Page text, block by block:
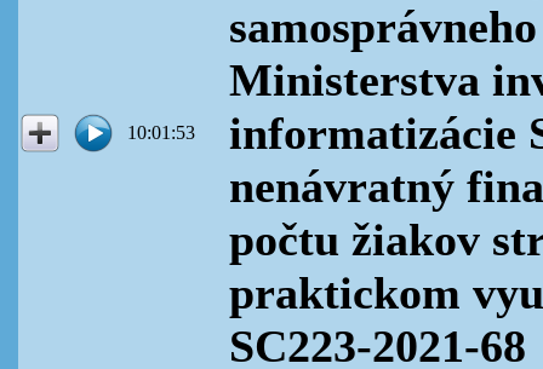
10:01:53
Ministerstva
informatizácie
nenávratný
počtu žiakov
praktickom
SC223-2021-68